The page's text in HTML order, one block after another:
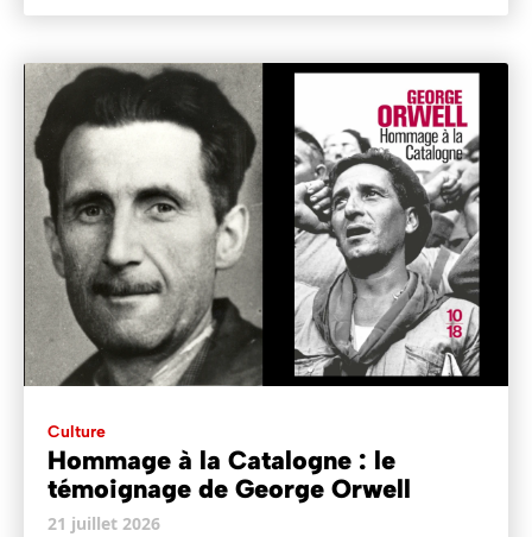
Culture
Hommage à la Catalogne : le
témoignage de George Orwell
21 juillet 2026